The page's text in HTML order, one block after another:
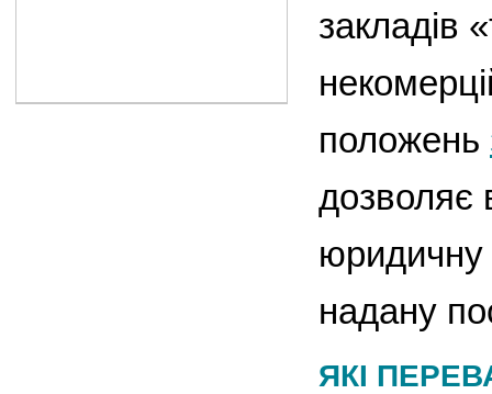
закладів
положень
дозволяє
юридичну
надану
ЯКІ